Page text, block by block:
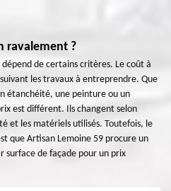
ravalement ?
de certains critères. Le coût à
les travaux à entreprendre. Que
étanchéité, une peinture ou un
est différent. Ils changent selon
et les matériels utilisés. Toutefois, le
que Artisan Lemoine 59 procure un
surface de façade pour un prix